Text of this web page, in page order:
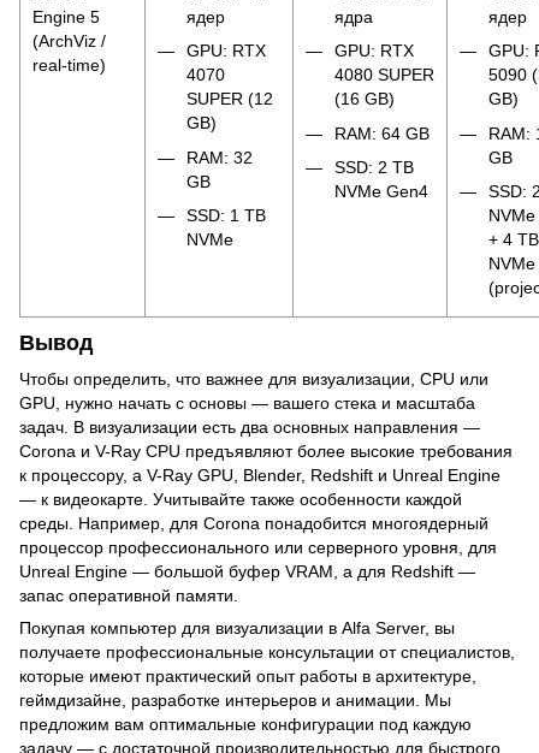
Engine 5
(ArchViz /
real-time)
ядер
GPU: RTX
4070
SUPER (12
GB)
RAM: 32
GB
SSD: 1 TB
NVMe
ядра
GPU: RTX
4080 SUPER
(16 GB)
RAM: 64 GB
SSD: 2 TB
NVMe Gen4
ядер
GPU:
5090
GB)
RAM:
GB
SSD:
+ 4 TB
NVMe
Вывод
Чтобы определить, что важнее для визуализации, CPU или
GPU, нужно начать с основы — вашего стека и масштаба
задач. В визуализации есть два основных направления —
Corona и V-Ray CPU предъявляют более высокие требования
к процессору, а V-Ray GPU, Blender, Redshift и Unreal Engine
— к видеокарте. Учитывайте также особенности каждой
среды. Например, для Corona понадобится многоядерный
процессор профессионального или серверного уровня, для
Unreal Engine — большой буфер VRAM, а для Redshift —
запас оперативной памяти.
Покупая компьютер для визуализации в Alfa Server, вы
получаете профессиональные консультации от специалистов,
которые имеют практический опыт работы в архитектуре,
геймдизайне, разработке интерьеров и анимации. Мы
предложим вам оптимальные конфигурации под каждую
задачу — с достаточной производительностью для быстрого